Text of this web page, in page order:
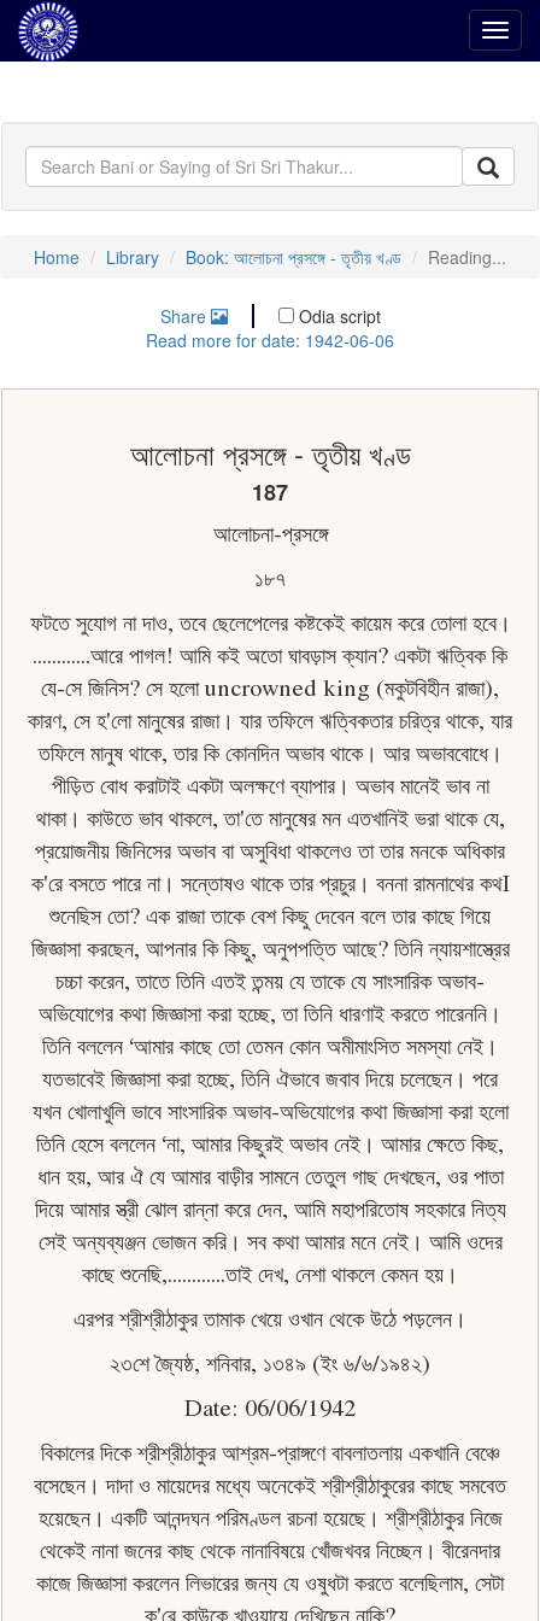
Home Library Book: আলোচনা প্রসঙ্গে - তৃতীয় খণ্ড Reading...
Share
Odia script
Read more for date: 1942-06-06
আলোচনা প্রসঙ্গে - তৃতীয় খণ্ড
187
আলােচনা-প্রসঙ্গে
১৮৭
ফটতে সুযােগ না দাও, তবে ছেলেপেলের কষ্টকেই কায়েম করে তােলা হবে।
............আরে পাগল! আমি কই অতাে ঘাবড়াস ক্যান? একটা ঋত্বিক কি
যে-সে জিনিস? সে হলাে uncrowned king (মকুটবিহীন রাজা),
কারণ, সে হ'লাে মানুষের রাজা। যার তফিলে ঋত্বিকতার চরিত্র থাকে, যার
তফিলে মানুষ থাকে, তার কি কোনদিন অভাব থাকে। আর অভাববােধে।
পীড়িত বােধ করাটাই একটা অলক্ষণে ব্যাপার। অভাব মানেই ভাব না
থাকা। কাউতে ভাব থাকলে, তা'তে মানুষের মন এতখানিই ভরা থাকে যে,
প্রয়োজনীয় জিনিসের অভাব বা অসুবিধা থাকলেও তা তার মনকে অধিকার
ক'রে বসতে পারে না। সন্তোষও থাকে তার প্রচুর। বননা রামনাথের কথI
শুনেছিস তাে? এক রাজা তাকে বেশ কিছু দেবেন বলে তার কাছে গিয়ে
জিজ্ঞাসা করছেন, আপনার কি কিছু, অনুপপত্তি আছে? তিনি ন্যায়শাস্ত্রের
চচ্চা করেন, তাতে তিনি এতই তন্ময় যে তাকে যে সাংসারিক অভাব-
অভিযােগের কথা জিজ্ঞাসা করা হচ্ছে, তা তিনি ধারণাই করতে পারেননি।
তিনি বললেন ‘আমার কাছে তাে তেমন কোন অমীমাংসিত সমস্যা নেই।
যতভাবেই জিজ্ঞাসা করা হচ্ছে, তিনি ঐভাবে জবাব দিয়ে চলেছেন। পরে
যখন খােলাখুলি ভাবে সাংসারিক অভাব-অভিযােগের কথা জিজ্ঞাসা করা হলাে
তিনি হেসে বললেন ‘না, আমার কিছুরই অভাব নেই। আমার ক্ষেতে কিছ,
ধান হয়, আর ঐ যে আমার বাড়ীর সামনে তেতুল গাছ দেখছেন, ওর পাতা
দিয়ে আমার স্ত্রী ঝােল রান্না করে দেন, আমি মহাপরিতোষ সহকারে নিত্য
সেই অন্যব্যঞ্জন ভোজন করি। সব কথা আমার মনে নেই। আমি ওদের
কাছে শুনেছি,............তাই দেখ, নেশা থাকলে কেমন হয়।
এরপর শ্রীশ্রীঠাকুর তামাক খেয়ে ওখান থেকে উঠে পড়লেন।
২৩শে জ্যৈষ্ঠ, শনিবার, ১৩৪৯ (ইং ৬/৬/১৯৪২)
Date: 06/06/1942
বিকালের দিকে শ্রীশ্রীঠাকুর আশ্রম-প্রাঙ্গণে বাবলাতলায় একখানি বেঞ্চে
বসেছেন। দাদা ও মায়েদের মধ্যে অনেকেই শ্রীশ্রীঠাকুরের কাছে সমবেত
হয়েছেন। একটি আনন্দঘন পরিমণ্ডল রচনা হয়েছে। শ্রীশ্রীঠাকুর নিজে
থেকেই নানা জনের কাছ থেকে নানাবিষয়ে খোঁজখবর নিচ্ছেন। বীরেনদার
কাজে জিজ্ঞাসা করলেন লিভারের জন্য যে ওষুধটা করতে বলেছিলাম, সেটা